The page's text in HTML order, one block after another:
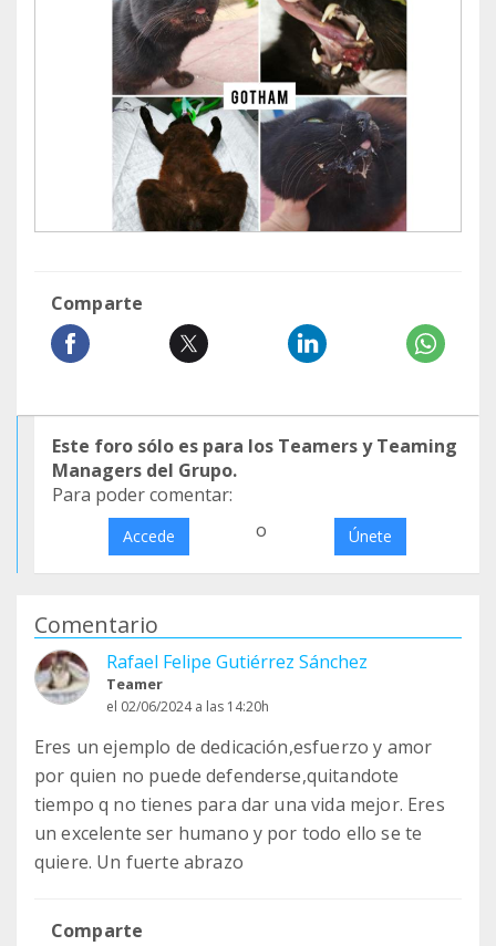
Comparte
Este foro sólo es para los Teamers y Teaming
Managers del Grupo.
Para poder comentar:
Accede o Únete
Comentario
Rafael Felipe Gutiérrez Sánchez
Teamer
el 02/06/2024 a las 14:20h
Eres un ejemplo de dedicación,esfuerzo y amor
por quien no puede defenderse,quitandote
tiempo q no tienes para dar una vida mejor. Eres
un excelente ser humano y por todo ello se te
quiere. Un fuerte abrazo
Comparte